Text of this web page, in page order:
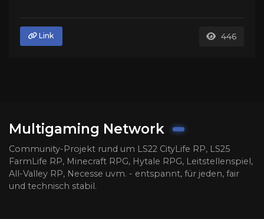
Link 446
Multigaming Network
Community-Projekt rund um LS22 CityLife RP, LS25
FarmLife RP, Minecraft RPG, Hytale RPG, Leitstellenspiel,
All-Valley RP, Necesse uvm. - entspannt, für jeden, fair
und technisch stabil.